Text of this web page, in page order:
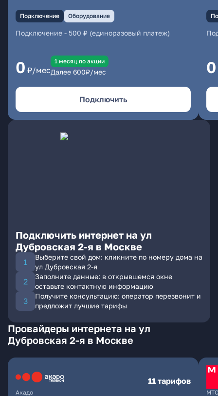
Подключение Оборудование
Подключение - 500 ₽ (единоразовый платеж)
0 ₽/мес
1 месяц по акции
Далее 600₽/мес
Подключить
0
Подключить интернет на ул
Дубровская 2-я в Москве
Выберите свой дом: кликните по номеру дома на
ул Дубровская 2-я
Заполните данные: в открывшемся окне
оставьте контактную информацию
Получите консультацию: оператор перезвонит и
предложит лучшие тарифы
Провайдеры интернета на ул
Дубровская 2-я в Москве
Акадо
11 тарифов
МТС